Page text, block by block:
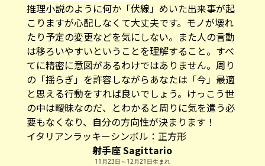
推理小説のように何か「伏線」めいた出来事が起
こりますが心配しなくて大丈夫です。モノが壊れ
たり予定の変更などを気にしない。また人の言動
は移ろいやすいということを理解すること。すべ
てに精密に意図があるわけではありません。周り
の「揺らぎ」を許容しながらあなたは「今」最適
と思える行動をすれば良いでしょう。けっこう世
の中は曖昧なのだ、とわかると周りに気を遣う必
要もなくなり、自分の方向性が決まります！
イタリアンラッキーシンボル： 正方形
射手座 Sagittario
11月23日～12月21日生まれ